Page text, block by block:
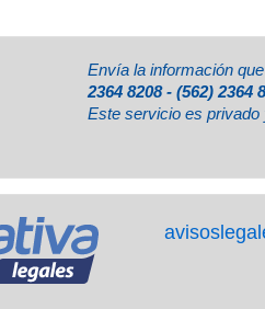
Envía la información
2364 8208 - (562) 2364
Este servicio es privado